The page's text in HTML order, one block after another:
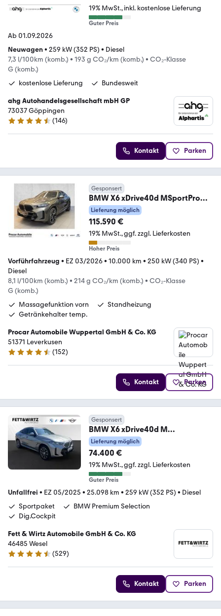
19% MwSt. inkl. kostenlose Lieferung
Guter Preis
Ab 01.09.2026
Neuwagen• 259 kW (352 PS) • Diesel
7,3 l/100km (komb.) • 193 g CO₂/km (komb.) • CO₂-Klasse
G (komb.)
kostenlose Lieferung
Bundesweit
ahg Autohandelsgesellschaft mbH GP
73037 Göppingen
4.4 Sterne
(146)
Kontakt Parken
Gesponsert
BMW X6 xDrive40d MSportPro
PANO AHK SHZ PAProf 22"
Lieferung möglich
115.590 €
19% MwSt. ggf. zzgl. Lieferkosten
Hoher Preis
Vorführfahrzeug • EZ 03/2026• 10.000 km • 250 kW (340 PS) •
Diesel
8,1 l/100km (komb.) • 214 g CO₂/km (komb.) • CO₂-Klasse
G (komb.)
Massagefunktion vorn
Standheizung
Getränkehalter temp.
Procar Automobile Wuppertal GmbH & Co. KG
51371 Leverkusen
4.4 Sterne
(152)
Kontakt Parken
Gesponsert
BMW X6 xDrive40d M
Sport|AHK|Pano|Standhzg.|DAPro
f.
Lieferung möglich
74.400 €
19% MwSt. ggf. zzgl. Lieferkosten
Guter Preis
Unfallfrei • EZ 05/2025 • 25.098 km • 259 kW (352 PS) • Diesel
Sportpaket
BMW Premium Selection
Dig.Cockpit
Fett & Wirtz Automobile GmbH & Co. KG
46485 Wesel
4.5 Sterne
(529)
Kontakt Parken